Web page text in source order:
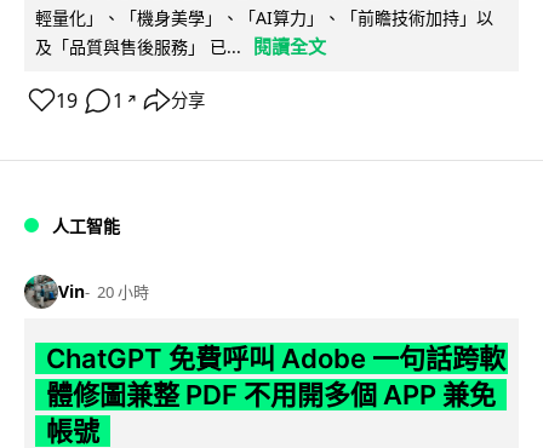
輕量化」、「機身美學」、「AI算力」、「前瞻技術加持」以
及「品質與售後服務」 已...
閱讀全文
19 1 ↗ 分享
人工智能
Vin 20 小時
ChatGPT 免費呼叫 Adobe 一句話跨軟
體修圖兼整 PDF 不用開多個 APP 兼免
帳號